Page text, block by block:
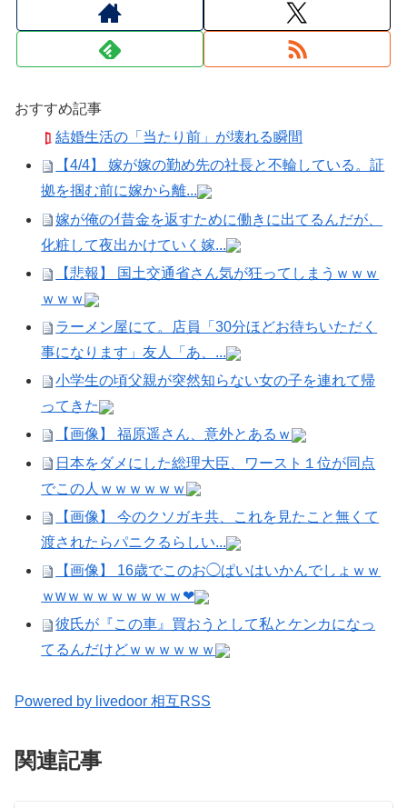
おすすめ記事
結婚生活の「当たり前」が壊れる瞬間
【4/4】 嫁が嫁の勤め先の社長と不輪している。証
拠を掴む前に嫁から離...
嫁が俺のｲ昔金を返すために働きに出てるんだが、
化粧して夜出かけていく嫁...
【悲報】 国土交通省さん気が狂ってしまうｗｗｗ
ｗｗｗ
ラーメン屋にて。店員「30分ほどお待ちいただく
事になります」友人「あ、...
小学生の頃父親が突然知らない女の子を連れて帰
ってきた
【画像】 福原遥さん、意外とあるｗ
日本をダメにした総理大臣、ワースト１位が同点
でこの人ｗｗｗｗｗｗ
【画像】 今のクソガキ共、これを見たこと無くて
渡されたらパニクるらしい...
【画像】 16歳でこのお◯ぱいはいかんでしょｗｗ
ｗwｗｗｗｗｗｗｗｗ❤
彼氏が『この車』買おうとして私とケンカになっ
てるんだけどｗｗｗｗｗｗ
Powered by livedoor 相互RSS
関連記事